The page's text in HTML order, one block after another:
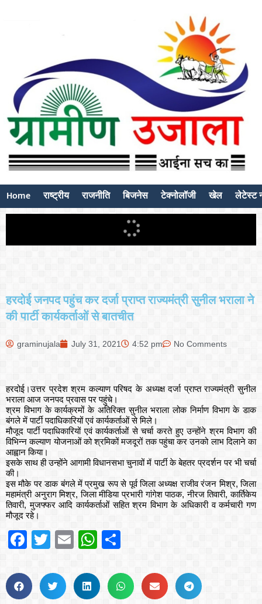
Home राष्ट्रीय राजनीति बिजनेस टेक्नोलॉजी खेल लेटेस्ट
हरदोई जनपद पहुंच कर दर्जा प्राप्त राज्यमंत्री सुनील भराला ने
की पार्टी कार्यकर्ताओं से बातचीत
graminujala July 31, 2021 4:52 pm No Comments
हरदोई।उत्तर प्रदेश श्रम कल्याण परिषद के अध्यक्ष दर्जा प्राप्त राज्यमंत्री सुनील
भराला आज जनपद प्रवास पर पहुंचे।
श्रम विभाग के कार्यक्रमों के अतिरिक्त सुनील भराला लोक निर्माण विभाग के डाक
बंगले में पार्टी पदाधिकारियों एवं कार्यकर्ताओं से मिले।
मौजूद पार्टी पदाधिकारियों एवं कार्यकर्ताओं से चर्चा करते हुए उन्होंने श्रम विभाग की
विभिन्न कल्याण योजनाओं को श्रमिकों मजदूरों तक पहुंचा कर उनको लाभ दिलाने का
आह्वान किया।
इसके साथ ही उन्होंने आगामी विधानसभा चुनावों में पार्टी के बेहतर प्रदर्शन पर भी चर्चा
की।
इस मौके पर डाक बंगले में प्रमुख रूप से पूर्व जिला अध्यक्ष राजीव रंजन मिश्र, जिला
महामंत्री अनुराग मिश्र, जिला मीडिया प्रभारी गांगेश पाठक, नीरज तिवारी, कार्तिकेय
तिवारी, मुजफ्फर आदि कार्यकर्ताओं सहित श्रम विभाग के अधिकारी व कर्मचारी गण
मौजूद रहे।
Facebook
Twitter
EmailWhatsApp